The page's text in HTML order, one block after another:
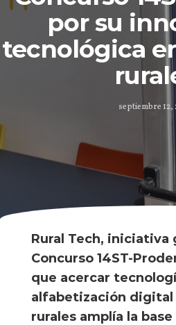
por su
tecnológica
septiembre 12,
Rural Tech, iniciativa
Concurso 14ST-
que acercar
alfabetización
rurales amplía la